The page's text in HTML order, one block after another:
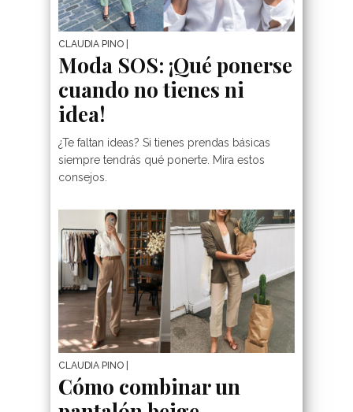
CLAUDIA PINO
Moda SOS: ¡Qué ponerse
cuando no tienes ni
idea!
¿Te faltan ideas? Si tienes prendas básicas
siempre tendrás qué ponerte. Mira estos
consejos.
CLAUDIA PINO
Cómo combinar un